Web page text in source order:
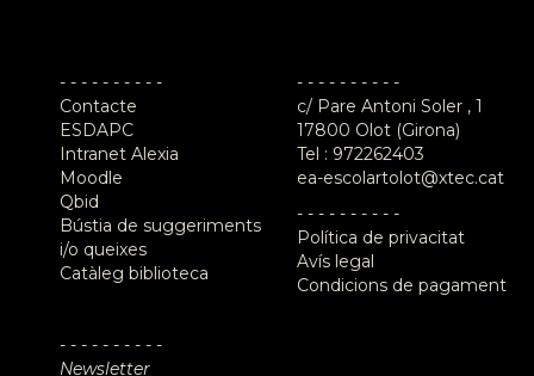
- - - - - - - - - -
Contacte
ESDAPC
Intranet Alexia
Moodle
Qbid
Bústia de suggeriments
i/o queixes
Catàleg biblioteca
- - - - - - - - - -
Newsletter
- - - - - - - - - -
c/ Pare Antoni Soler , 1
17800 Olot (Girona)
Tel : 972262403
ea-escolartolot@xtec.cat
- - - - - - - - - -
Política de privacitat
Avís legal
Condicions de pagament